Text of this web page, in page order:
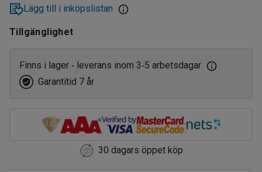
Lägg till i inköpslistan
Tillgänglighet
Finns i lager ‑ leverans inom 3‑5 arbetsdagar
Garantitid 7 år
30 dagars öppet köp